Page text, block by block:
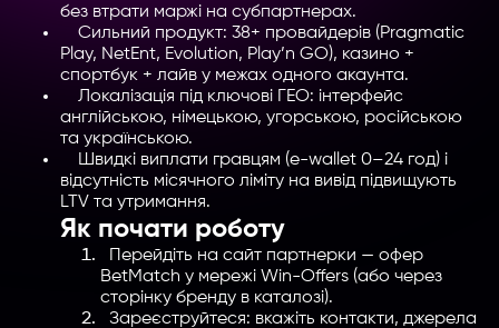
без втрати маржі на субпартнерах.
Сильний продукт: 38+ провайдерів (Pragmatic
Play, NetEnt, Evolution, Play’n GO), казино +
спортбук + лайв у межах одного акаунта.
Локалізація під ключові ГЕО: інтерфейс
англійською, німецькою, угорською, російською
та українською.
Швидкі виплати гравцям (e-wallet 0–24 год) і
відсутність місячного ліміту на вивід підвищують
LTV та утримання.
Як почати роботу
Перейдіть на сайт партнерки — офер
BetMatch у мережі Win-Offers (або через
сторінку бренду в каталозі).
Зареєструйтеся: вкажіть контакти, джерела